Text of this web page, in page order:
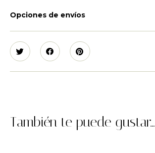
Opciones de envíos
También te puede gustar...